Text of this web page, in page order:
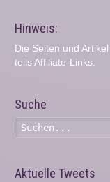
Hinweis:
Die Seiten und
teils Affiliate-Links.
Suche
Aktuelle Tweets